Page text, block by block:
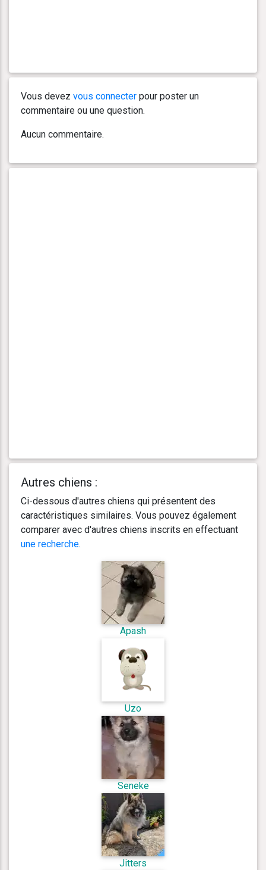
Vous devez vous connecter pour poster un
commentaire ou une question.
Aucun commentaire.
Autres chiens :
Ci-dessous d'autres chiens qui présentent des
caractéristiques similaires. Vous pouvez également
comparer avec d'autres chiens inscrits en effectuant
une recherche.
Apash
Uzo
Seneke
Jitters